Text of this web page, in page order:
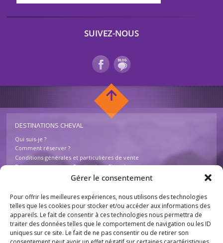
Gérer le consentement
Pour offrir les meilleures expériences, nous utilisons des technologies
telles que les cookies pour stocker et/ou accéder aux informations des
appareils. Le fait de consentir à ces technologies nous permettra de
traiter des données telles que le comportement de navigation ou les ID
uniques sur ce site. Le fait de ne pas consentir ou de retirer son
SUIVEZ-NOUS
DESTINATIONS CHEVAL
Qui suis-je ?
Comment réserver ?
Conditions générales et particulières de vente
Foire aux questions – Destinations Cheval
INFOS
Mentions légales
Plan du site
Destinations Cheval